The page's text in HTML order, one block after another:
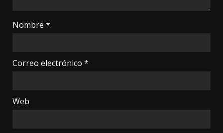
Nombre *
Correo electrónico *
Web